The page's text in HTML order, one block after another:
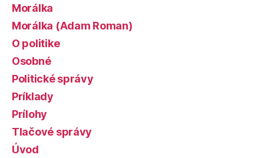
Morálka
Morálka (Adam Roman)
O politike
Osobné
Politické správy
Príklady
Prílohy
Tlačové správy
Úvod